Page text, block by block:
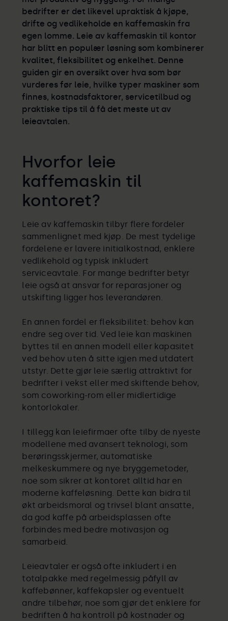
bedrifter er det likevel upraktisk å kjøpe,
drifte og vedlikeholde en kaffemaskin fra
egen lomme. Leie av kaffemaskin til kontor
har blitt en populær løsning som kombinerer
kvalitet, fleksibilitet og enkelhet. Denne
guiden gir en oversikt over hva som bør
vurderes før leie, hvilke typer maskiner som
finnes, kostnadsfaktorer, servicetilbud og
praktiske tips til å få det meste ut av
leieavtalen.
Hvorfor leie
kaffemaskin til
kontoret?
Leie av kaffemaskin tilbyr flere fordeler
sammenlignet med kjøp. De mest tydelige
fordelene er lavere initialkostnad, enklere
vedlikehold og typisk inkludert
serviceavtale. For mange bedrifter betyr
leie også at ansvar for reparasjoner og
utskifting ligger hos leverandøren.
En annen fordel er fleksibilitet: behov kan
endre seg over tid. Ved leie kan maskinen
byttes til en annen modell eller kapasitet
ved behov uten å sitte igjen med utdatert
utstyr. Dette gjør leie særlig attraktivt for
bedrifter i vekst eller med skiftende behov,
som coworking-rom eller midlertidige
kontorlokaler.
I tillegg kan leiefirmaer ofte tilby de nyeste
modellene med avansert teknologi, som
berøringsskjermer, automatiske
melkeskummere og nye bryggemetoder,
noe som sikrer at kontoret alltid har en
moderne kaffeløsning. Dette kan bidra til
økt arbeidsmoral og trivsel blant ansatte,
da god kaffe på arbeidsplassen ofte
forbindes med bedre motivasjon og
samarbeid.
Leieavtaler er også ofte inkludert i en
totalpakke med regelmessig påfyll av
kaffebønner, kaffekapsler og eventuelt
andre tilbehør, noe som gjør det enklere for
bedriften å ha kontroll på kostnader og